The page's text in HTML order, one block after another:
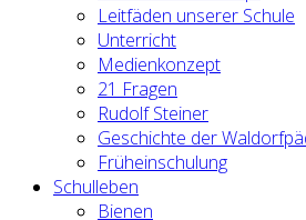
Leitfäden unserer Schule
Unterricht
Medienkonzept
21 Fragen
Rudolf Steiner
Geschichte der
Früheinschulung
Schulleben
Bienen